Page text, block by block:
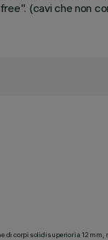
(cavi che non
di corpi solidi superiori a 12